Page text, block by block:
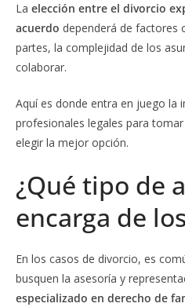
La elección entre el divorcio
acuerdo dependerá de factores
partes, la complejidad de los
colaborar.
Aquí es donde entra en juego la
profesionales legales para
elegir la mejor opción.
¿Qué tipo de
encarga de
En los casos de divorcio, es
busquen la asesoría y
especializado en derecho de